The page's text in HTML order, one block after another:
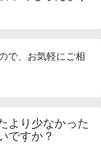
で、お気軽にご相
より少なかった
ですか？